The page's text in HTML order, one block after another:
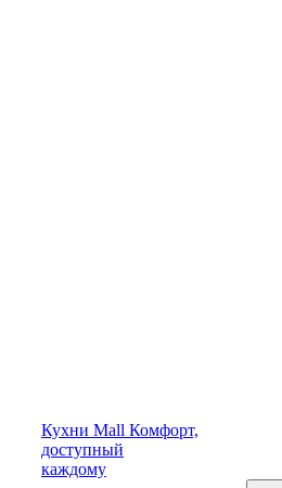
Кухни Mall Комфорт,
доступный
каждому